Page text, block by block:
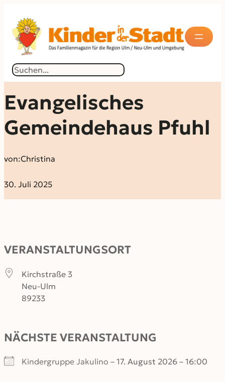
Suchen
Evangelisches
Gemeindehaus Pfuhl
von:Christina
30. Juli 2025
VERANSTALTUNGSORT
Kirchstraße 3
Neu-Ulm
89233
NÄCHSTE VERANSTALTUNG
Kindergruppe Jakulino – 17. August 2026 – 16:00